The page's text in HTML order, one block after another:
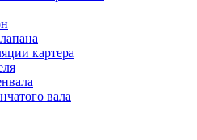
картера
вала